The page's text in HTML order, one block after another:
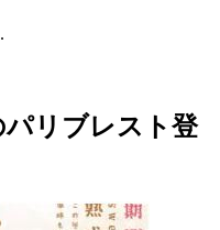
パリブレスト登